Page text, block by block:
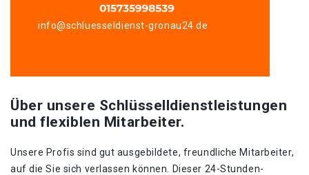
info@schluesseldienst-gronau24.de
Über unsere Schlüsselldienstleistungen
und flexiblen Mitarbeiter.
Unsere Profis sind gut ausgebildete, freundliche Mitarbeiter,
auf die Sie sich verlassen können. Dieser 24-Stunden-